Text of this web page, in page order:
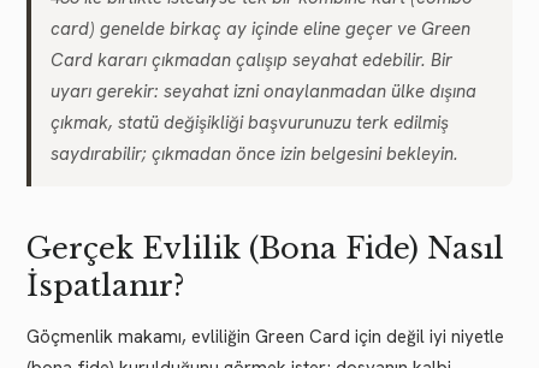
card) genelde birkaç ay içinde eline geçer ve Green
Card kararı çıkmadan çalışıp seyahat edebilir. Bir
uyarı gerekir: seyahat izni onaylanmadan ülke dışına
çıkmak, statü değişikliği başvurunuzu terk edilmiş
saydırabilir; çıkmadan önce izin belgesini bekleyin.
Gerçek Evlilik (Bona Fide) Nasıl
İspatlanır?
Göçmenlik makamı, evliliğin Green Card için değil iyi niyetle